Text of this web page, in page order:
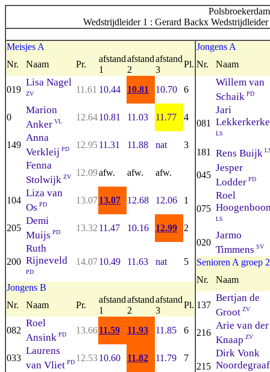
Wedstrijdleider 1 : Gerard Backx
Meisjes A
Nr.
Naam Pr.
afstand
1
afstand
2
afstand
3
Pl.
019
Lisa Nagel
ZV 11.61 10.44 10.81 10.70 6
0
Marion
Anker VL 12.6410.81 11.03 11.77 4
149
Anna
Verkleij PD 12.9511.31 11.88 nat 3
Fenna
Stolwijk ZV 12.09afw. afw. afw.
104
Liza van
Os PD 13.0713.07 12.68 12.06 1
205
Demi
Muijs PD 13.32 11.47 10.16 12.99 2
200
Ruth
Rijneveld
PD
14.0710.49 11.63 nat 5
Jongens B
Nr.
Naam Pr.
afstand
1
afstand
2
afstand
3
Pl.
082
Roel
Ansink PD 13.6611.59 11.93 11.85 6
033
Laurens
van Vliet PD 12.5310.60 11.82 11.79 7
Jongens A
Nr.
Naam
Willem van
Schaik PD
081
Jari
LS
181 Rens Buijk
045
Jesper
Lodder PD
075
Roel
LS
020
Jarmo
Timmens SV
Senioren A groep 2
Nr.
Naam
137
Bertjan de
Groot ZV
216
Arie van der
Knaap ZV
215
Dirk Vonk
Noordegraaf